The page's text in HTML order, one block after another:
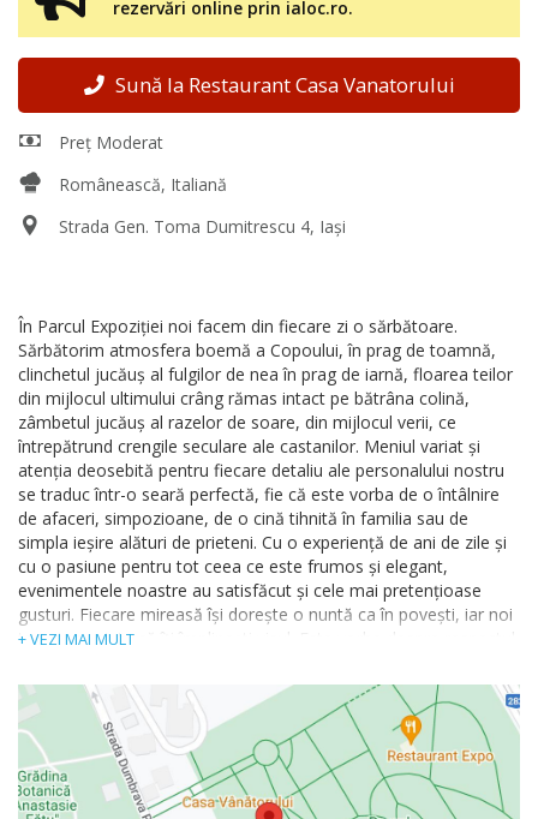
rezervări online prin ialoc.ro.
Sună la Restaurant Casa Vanatorului
Preț Moderat
Românească, Italiană
Strada Gen. Toma Dumitrescu 4, Iași
În Parcul Expoziției noi facem din fiecare zi o sărbătoare.
Sărbătorim atmosfera boemă a Copoului, în prag de toamnă,
clinchetul jucăuș al fulgilor de nea în prag de iarnă, floarea teilor
din mijlocul ultimului crâng rămas intact pe bătrâna colină,
zâmbetul jucăuș al razelor de soare, din mijlocul verii, ce
întrepătrund crengile seculare ale castanilor. Meniul variat și
atenția deosebită pentru fiecare detaliu ale personalului nostru
se traduc într-o seară perfectă, fie că este vorba de o întâlnire
de afaceri, simpozioane, de o cină tihnită în familia sau de
simpla ieșire alături de prieteni. Cu o experienţă de ani de zile şi
cu o pasiune pentru tot ceea ce este frumos şi elegant,
evenimentele noastre au satisfăcut şi cele mai pretenţioase
gusturi. Fiecare mireasă își dorește o nuntă ca în povești, iar noi
te putem ajuta să îți împlinești visul. Este vorba despre respectul
este frumos și elegant. Este vorba de atenția acordată detaliilor.
Este vorba de dragostea cu care bucătarii noștri pregătesc
fiecare preparat. Este vorba despre evenimentele noastre.
Suntem printre cei mai buni pentru că ne pasă, pentru că
experiența își spune cuvântul și pentru că nimic nu se poate face
fără pasiune, iar noi avem din plin.
+ VEZI MAI MULT